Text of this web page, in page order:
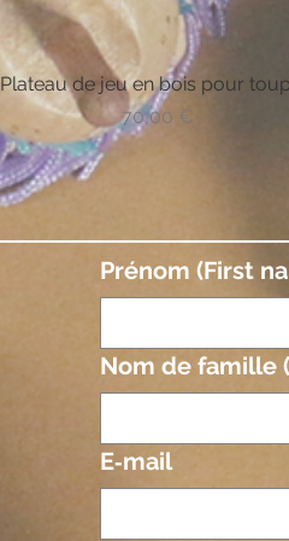
Vista rápida
Plateau de jeu en bois pour
Precio
70,00 €
Prénom (First
Nom de famille
E‑mail